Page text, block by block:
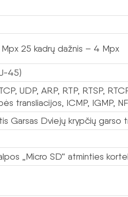
25 kadrų dažnis – 4 Mpx
45)
UDP, ARP, RTP, RTSP,
transliacijos, ICMP, IGMP,
Garsas Dviejų krypčių garso
„Micro SD“ atminties